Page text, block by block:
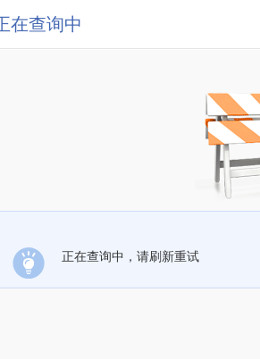
在查询中
正在查询中，请刷新重试